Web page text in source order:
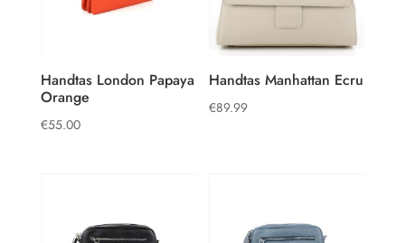
Handtas London Papaya
Orange
€55.00
Handtas Manhattan Ecru
€89.99